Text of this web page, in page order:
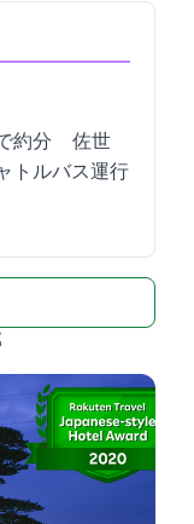
約10分 佐世
トルバス運行